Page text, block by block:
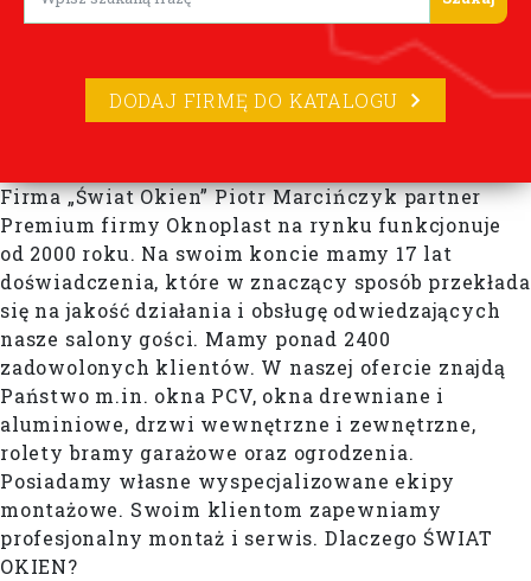
DODAJ FIRMĘ DO KATALOGU
Firma „Świat Okien” Piotr Marcińczyk partner
Premium firmy Oknoplast na rynku funkcjonuje
od 2000 roku. Na swoim koncie mamy 17 lat
doświadczenia, które w znaczący sposób przekłada
się na jakość działania i obsługę odwiedzających
nasze salony gości. Mamy ponad 2400
zadowolonych klientów. W naszej ofercie znajdą
Państwo m.in. okna PCV, okna drewniane i
aluminiowe, drzwi wewnętrzne i zewnętrzne,
rolety bramy garażowe oraz ogrodzenia.
Posiadamy własne wyspecjalizowane ekipy
montażowe. Swoim klientom zapewniamy
profesjonalny montaż i serwis. Dlaczego ŚWIAT
OKIEN?